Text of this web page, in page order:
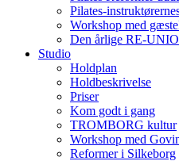
Pilates-
Workshop med
Den årlige RE-
Studio
Holdplan
Holdbeskrivelse
Priser
Kom godt i gang
TROMBORG kultur
Workshop med
Reformer i Silkeborg